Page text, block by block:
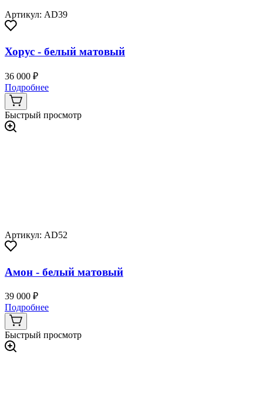
Артикул: AD39
Хорус - белый матовый
36 000 ₽
Подробнее
Быстрый просмотр
Артикул: AD52
Амон - белый матовый
39 000 ₽
Подробнее
Быстрый просмотр